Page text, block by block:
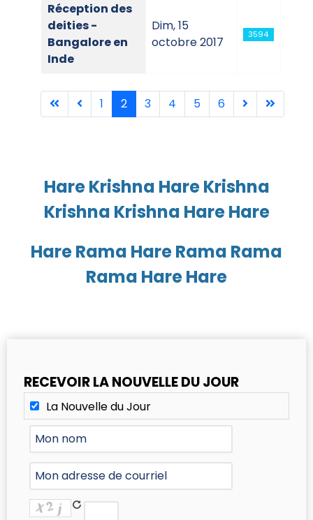
Réception des
deities -
Bangalore en
Inde
Dim, 15
octobre 2017
3594
Page 2 sur 6
1 2 3 4 5 6
Hare Krishna Hare Krishna
Krishna Krishna Hare Hare
Hare Rama Hare Rama Rama
Rama Hare Hare
RECEVOIR LA NOUVELLE DU JOUR
La Nouvelle du Jour